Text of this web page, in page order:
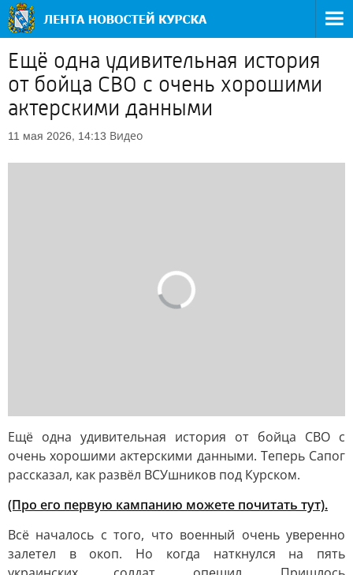
Ещё одна удивительная история
от бойца СВО с очень хорошими
актерскими данными
11 мая 2026, 14:13 Видео
Ещё одна удивительная история от бойца СВО с
очень хорошими актерскими данными. Теперь Сапог
рассказал, как развёл ВСУшников под Курском.
(Про его первую кампанию можете почитать тут).
Всё началось с того, что военный очень уверенно
залетел в окоп. Но когда наткнулся на пять